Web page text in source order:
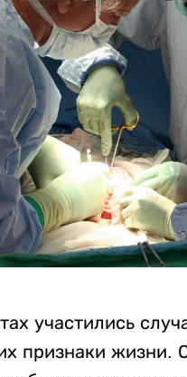
участились
признаки жизни.